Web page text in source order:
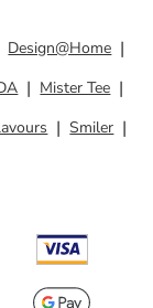
Design@Home
Mister Tee
Smiler